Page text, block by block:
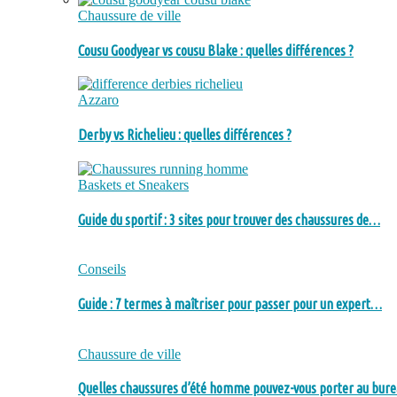
Chaussure de ville
Cousu Goodyear vs cousu Blake : quelles différences ?
Azzaro
Derby vs Richelieu : quelles différences ?
Baskets et Sneakers
Guide du sportif : 3 sites pour trouver des chaussures de…
Conseils
Guide : 7 termes à maîtriser pour passer pour un expert…
Chaussure de ville
Quelles chaussures d’été homme pouvez-vous porter au